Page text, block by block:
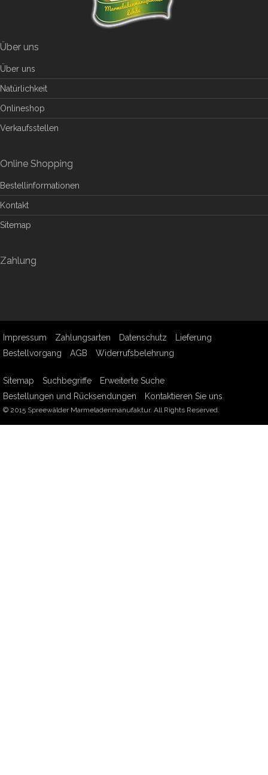
Über uns
Über uns
Natürlichkeit
Onlineshop
Verkaufsstellen
Online Shopping
Bestellinformationen
Kontakt
Sitemap
Zahlung
Impressum Zahlungsarten Datenschutz
Lieferung
Bestellvorgang
AGB Widerrufsbelehrung
Sitemap Suchbegriffe
Erweiterte Suche
Bestellungen und Rücksendungen
Kontaktieren Sie uns
© 2015 Spreewälder Marmeladenmanufaktur. All Rights Reserved.